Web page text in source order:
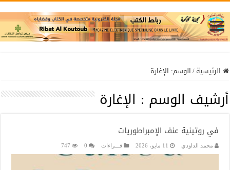
الرئيسية/الوسم: الإغارة
أرشيف الوسم : الإغارة
في روتينية عنف الإمبراطوريات
محمد الداودي 11 مايو، 2026 قـــراءات 0
747